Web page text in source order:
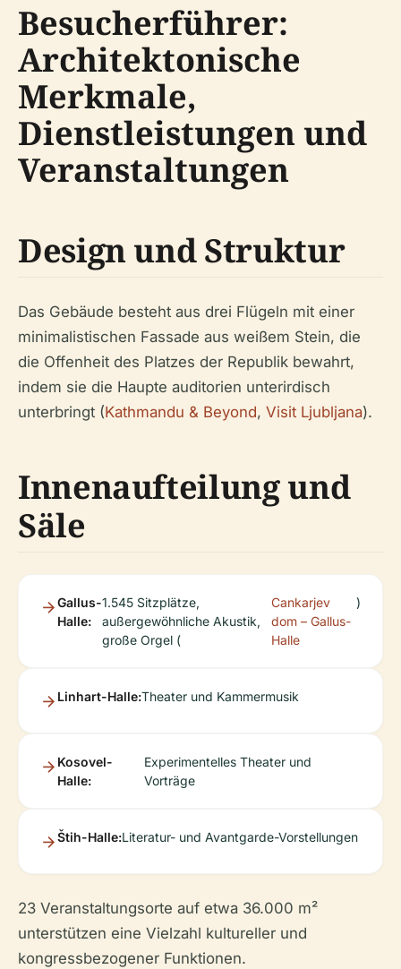
Besucherführer:
Architektonische
Merkmale,
Dienstleistungen und
Veranstaltungen
Design und Struktur
Das Gebäude besteht aus drei Flügeln mit einer
minimalistischen Fassade aus weißem Stein, die
die Offenheit des Platzes der Republik bewahrt,
indem sie die Haupte auditorien unterirdisch
unterbringt (Kathmandu & Beyond, Visit Ljubljana).
Innenaufteilung und
Säle
Gallus-
Halle:
1.545 Sitzplätze,
außergewöhnliche Akustik,
große Orgel (
Cankarjev
dom – Gallus-
Halle
)
Linhart-Halle:Theater und Kammermusik
Kosovel-
Halle:
Experimentelles Theater und
Vorträge
Štih-Halle:Literatur- und Avantgarde-Vorstellungen
23 Veranstaltungsorte auf etwa 36.000 m²
unterstützen eine Vielzahl kultureller und
kongressbezogener Funktionen.